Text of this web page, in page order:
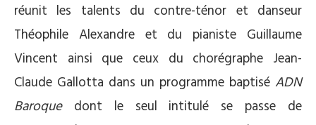
réunit les talents du contre-ténor et danseur
Théophile Alexandre et du pianiste Guillaume
Vincent ainsi que ceux du chorégraphe Jean-
Claude Gallotta dans un programme baptisé ADN
Baroquedont le seul intitulé se passe de